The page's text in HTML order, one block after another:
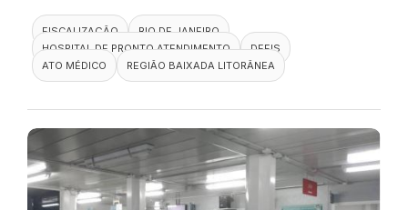
FISCALIZAÇÃO
RIO DE JANEIRO
HOSPITAL DE PRONTO ATENDIMENTO
DEFIS
ATO MÉDICO
REGIÃO BAIXADA LITORÂNEA